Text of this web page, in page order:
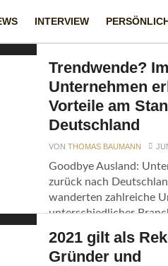
INTERVIEW
Trendwende?
Unternehmen
Vorteile am
Deutschland
VONTHOMAS BAUMANN
Goodbye Ausland:
zurück nach
wanderten zahlreiche
unterschiedlicher
2021 gilt als
Gründer und